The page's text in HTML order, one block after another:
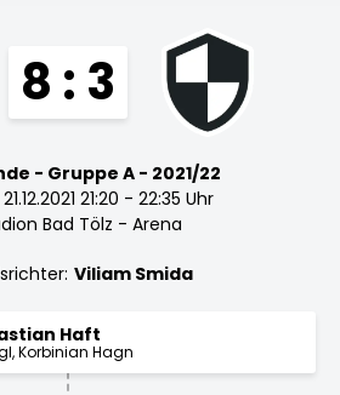
8 : 3
- Gruppe A - 2021/22
21:20 - 22:35 Uhr
Bad Tölz - Arena
Viliam Smida
Haft
Korbinian Hagn